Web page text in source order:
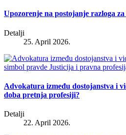
Upozorenje na postojanje razloga
Detalji
25. April 2026.
Advokatura između dostojanstva i
doba pretnja profesiji?
Detalji
22. April 2026.